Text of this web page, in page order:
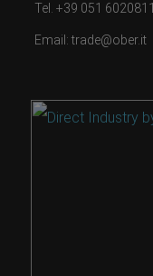
Tel. +39 051 6020811
Email: trade@ober.it